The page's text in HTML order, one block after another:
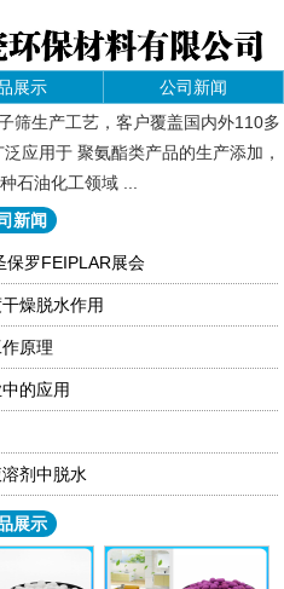
展示
公司新闻
生产工艺，客户覆盖国内外110多
应用于 聚氨酯类产品的生产添加，
石油化工领域 ...
新闻
保罗FEIPLAR展会
燥脱水作用
原理
的应用
剂中脱水
展示